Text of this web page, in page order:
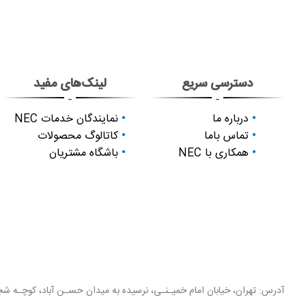
دسترسی سریع
-
درباره ما
تماس باما
همکاری با NEC
لینک‌های مفید
-
نمایندگان خدمات NEC
کاتالوگ محصولات
باشگاه مشتریان
آدرس: تهران، خیابان امام خمیـنـی، نرسیده به میدان حسـن آباد، کوچـه